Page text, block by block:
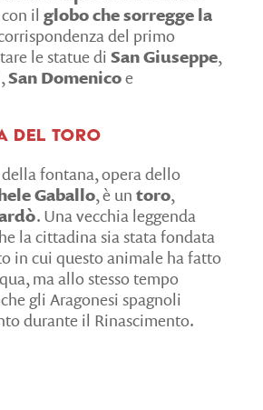
il globo che sorregge la
del primo
le statue di San Giuseppe,
,San Domenicoe
del Toro
fontana, opera dello
Gaballo, è un toro,
. Una vecchia leggenda
la cittadina sia stata fondata
in cui questo animale ha fatto
ma allo stesso tempo
gli Aragonesi spagnoli
durante il Rinascimento.